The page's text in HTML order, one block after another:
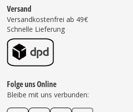
Versand
Versandkostenfrei ab 49€
Schnelle Lieferung
Folge uns Online
Bleibe mit uns verbunden: